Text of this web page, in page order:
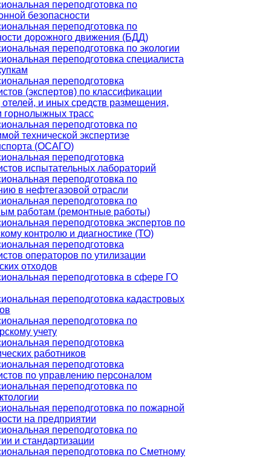
переподготовка по
безопасности
переподготовка по
дорожного движения (БДД)
переподготовка по экологии
переподготовка специалиста
переподготовка
(экспертов) по классификации
отелей, и иных средств размещения,
горнолыжных трасс
переподготовка по
технической экспертизе
(ОСАГО)
переподготовка
испытательных лабораторий
переподготовка по
в нефтегазовой отрасли
переподготовка по
работам (ремонтные работы)
переподготовка экспертов по
контролю и диагностике (ТО)
переподготовка
операторов по утилизации
отходов
переподготовка в сфере ГО
переподготовка кадастровых
переподготовка по
учету
переподготовка
работников
переподготовка
по управлению персоналом
переподготовка по
переподготовка по пожарной
на предприятии
переподготовка по
и стандартизации
переподготовка по Сметному